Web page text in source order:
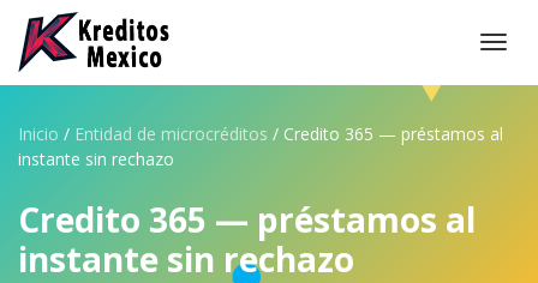
Inicio / Entidad de microcréditos / Credito 365 — préstamos al
instante sin rechazo
Credito 365 — préstamos al
instante sin rechazo